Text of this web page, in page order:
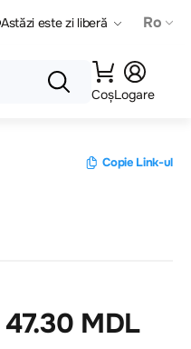
Astăzi este zi liberă Ro
CoșLogare
Copie Link-ul
47.30 MDL